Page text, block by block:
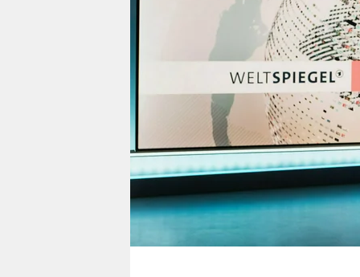
veranstaltungen
fragen & hilfe
unterstützen
abo
genossenschaft